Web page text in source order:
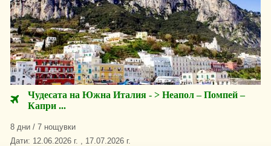
Чудесата на Южна Италия - > Неапол – Помпей –
Капри ...
8 дни / 7 нощувки
Дати: 12.06.2026 г. , 17.07.2026 г.